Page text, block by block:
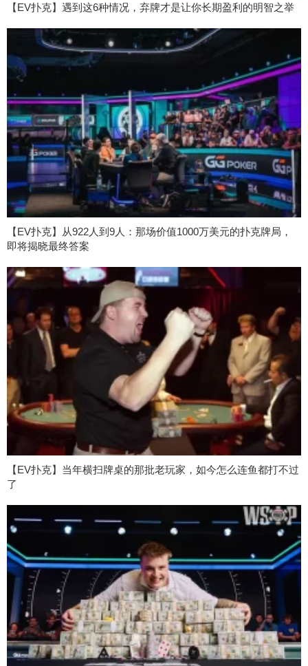
【EV扑克】遇到这6种情况，弃牌才是让你长期盈利的明智之举
【EV扑克】从922人到9人：那场价值1000万美元的扑克牌局，
即将揭晓最终答案
【EV扑克】当年横扫牌桌的那批老玩家，如今怎么连鱼都打不过
了